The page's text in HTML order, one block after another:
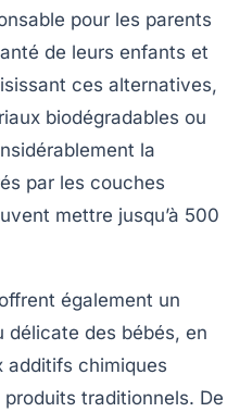
pour les parents
de leurs enfants et
ces alternatives,
biodégradables ou
la
par les couches
mettre jusqu’à 500
également un
délicate des bébés, en
additifs chimiques
traditionnels. De